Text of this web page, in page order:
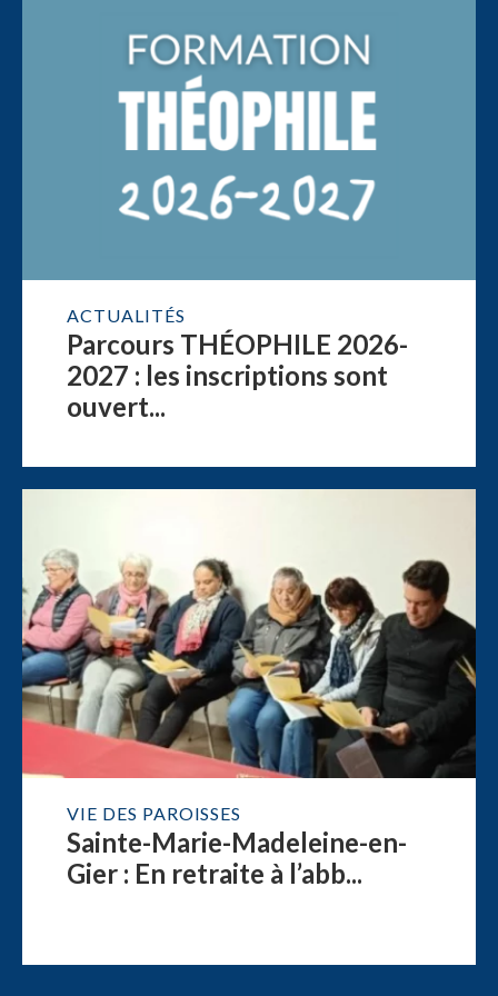
ACTUALITÉS
Parcours THÉOPHILE 2026-
2027 : les inscriptions sont
ouvert...
VIE DES PAROISSES
Sainte-Marie-Madeleine-en-
Gier : En retraite à l’abb...